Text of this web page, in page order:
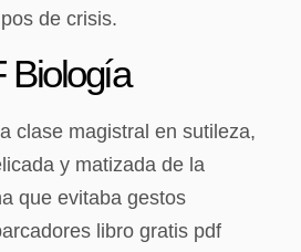
de crisis.
Biología
clase magistral en sutileza,
y matizada de la
que evitaba gestos
libro gratis pdf